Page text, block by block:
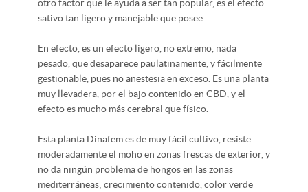
otro factor que le ayuda a ser tan popular, es el efecto
sativo tan ligero y manejable que posee.
En efecto, es un efecto ligero, no extremo, nada
pesado, que desaparece paulatinamente, y fácilmente
gestionable, pues no anestesia en exceso. Es una planta
muy llevadera, por el bajo contenido en CBD, y el
efecto es mucho más cerebral que físico.
Esta planta Dinafem es de muy fácil cultivo, resiste
moderadamente el moho en zonas frescas de exterior, y
no da ningún problema de hongos en las zonas
mediterráneas; crecimiento contenido, color verde